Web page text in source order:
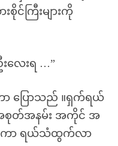
စိုင်ကြီးများကို
လေးရ …”
ပြောသည် ။ရှက်ရယ်
တ်အနမ်း အကိုင် အ
ကာ ရယ်သံထွက်လာ